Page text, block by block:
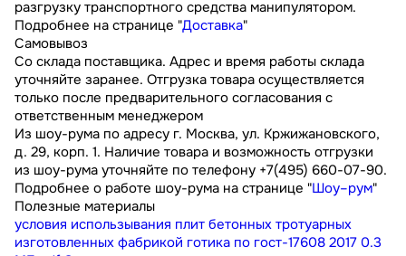
разгрузку транспортного средства манипулятором.
Подробнее на странице "Доставка"
Самовывоз
Со склада поставщика. Адрес и время работы склада
уточняйте заранее. Отгрузка товара осуществляется
только после предварительного согласования с
ответственным менеджером
Из шоу-рума по адресу г. Москва, ул. Кржижановского,
д. 29, корп. 1. Наличие товара и возможность отгрузки
из шоу-рума уточняйте по телефону +7(495) 660-07-90.
Подробнее о работе шоу-рума на странице "Шоу–рум"
Полезные материалы
условия использывания плит бетонных тротуарных
изготовленных фабрикой готика по гост-17608 2017 0.3